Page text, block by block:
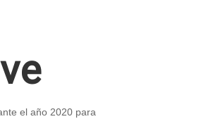
el año 2020 para